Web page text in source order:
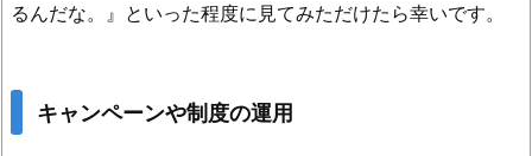
るんだな。』といった程度に見てみただけたら幸いです。
キャンペーンや制度の運用